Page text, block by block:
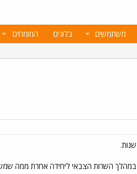
משתמשים בלוגים המומחים
השרות הצבאי ליחידה אחרת ממה